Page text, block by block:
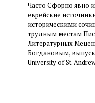
Часто Сфорно явно
еврейские
историческими
трудным местам
Литературных
Богдановым,
University of St.